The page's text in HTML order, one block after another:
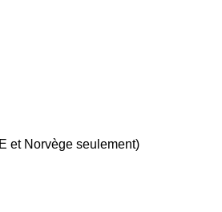
et Norvège seulement)